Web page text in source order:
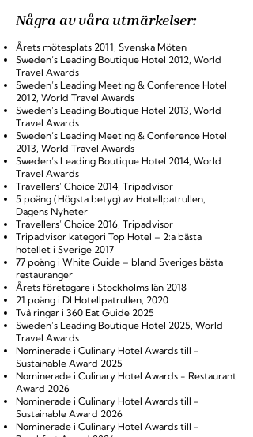
Några av våra utmärkelser:
Årets mötesplats 2011, Svenska Möten
Sweden’s Leading Boutique Hotel 2012, World
Travel Awards
Sweden’s Leading Meeting & Conference Hotel
2012, World Travel Awards
Sweden’s Leading Boutique Hotel 2013, World
Travel Awards
Sweden’s Leading Meeting & Conference Hotel
2013, World Travel Awards
Sweden’s Leading Boutique Hotel 2014, World
Travel Awards
Travellers’ Choice 2014, Tripadvisor
5 poäng (Högsta betyg) av Hotellpatrullen,
Dagens Nyheter
Travellers’ Choice 2016, Tripadvisor
Tripadvisor kategori Top Hotel – 2:a bästa
hotellet i Sverige 2017
77 poäng i White Guide – bland Sveriges bästa
restauranger
Årets företagare i Stockholms län 2018
21 poäng i DI Hotellpatrullen, 2020
Två ringar i 360 Eat Guide 2025
Sweden’s Leading Boutique Hotel 2025, World
Travel Awards
Nominerade i Culinary Hotel Awards till -
Sustainable Award 2025
Nominerade i Culinary Hotel Awards - Restaurant
Award 2026
Nominerade i Culinary Hotel Awards till -
Sustainable Award 2026
Nominerade i Culinary Hotel Awards till -